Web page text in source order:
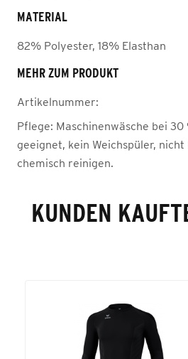
MATERIAL
82% Polyester, 18% Elasthan
MEHR ZUM PRODUKT
Artikelnummer:
Pflege: Maschinenwäsche bei 30
geeignet, kein Weichspüler,
chemisch reinigen.
KUNDEN